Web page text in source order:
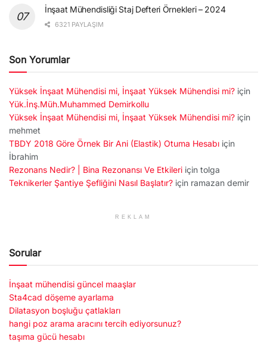
İnşaat Mühendisliği Staj Defteri Örnekleri – 2024
6321 PAYLAŞIM
Son Yorumlar
Yüksek İnşaat Mühendisi mi, İnşaat Yüksek Mühendisi mi? için
Yük.İnş.Müh.Muhammed Demirkollu
Yüksek İnşaat Mühendisi mi, İnşaat Yüksek Mühendisi mi? için
mehmet
TBDY 2018 Göre Örnek Bir Ani (Elastik) Otuma Hesabı için
İbrahim
Rezonans Nedir? | Bina Rezonansı Ve Etkileri için tolga
Teknikerler Şantiye Şefliğini Nasıl Başlatır? için ramazan demir
REKLAM
Sorular
İnşaat mühendisi güncel maaşlar
Sta4cad döşeme ayarlama
Dilatasyon boşluğu çatlakları
hangi poz arama aracını tercih ediyorsunuz?
taşıma gücü hesabı